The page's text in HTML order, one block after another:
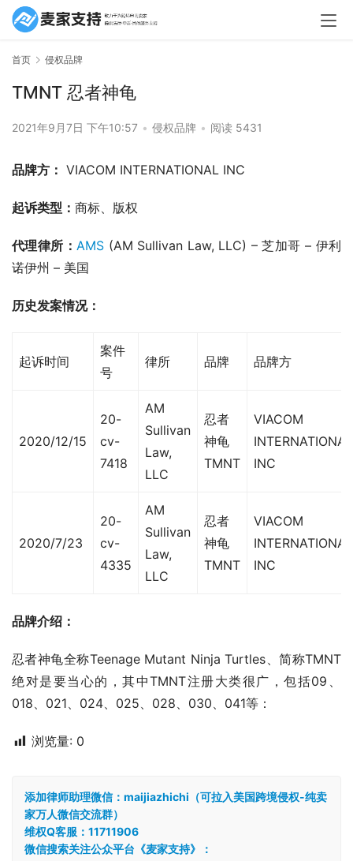
首页 侵权品牌
TMNT 忍者神龟
2021年9月7日 下午10:57 • 侵权品牌 • 阅读 5431
品牌方： VIACOM INTERNATIONAL INC
起诉类型： 商标、版权
代理律所：AMS (AM Sullivan Law, LLC) – 芝加哥 – 伊利
诺伊州 – 美国
历史发案情况：
起诉时间
案件
号
律所 品牌 品牌方
2020/12/15
20-
cv-
7418
AM
Sullivan
Law,
LLC
忍者
神龟
TMNT
VIACOM
INTERNATIONAL
INC
2020/7/23
20-
cv-
4335
AM
Sullivan
Law,
LLC
忍者
神龟
TMNT
VIACOM
INTERNATIONAL
INC
品牌介绍：
忍者神龟全称Teenage Mutant Ninja Turtles、简称TMNT
绝对是要当心的，其中TMNT注册大类很广，包括09、
018、021、024、025、028、030、041等：
浏览量: 0
添加律师助理微信：maijiazhichi（可拉入美国跨境侵权-纯卖
家万人微信交流群）
维权Q客服：11711906
微信搜索关注公众平台《麦家支持》：